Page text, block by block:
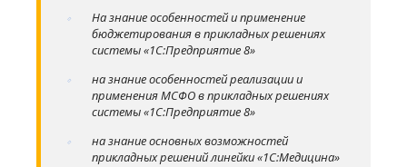
На знание особенностей и применение
бюджетирования в прикладных решениях
системы «1С:Предприятие 8»
на знание особенностей реализации и
применения МСФО в прикладных решениях
системы «1С:Предприятие 8»
на знание основных возможностей
прикладных решений линейки «1С:Медицина»